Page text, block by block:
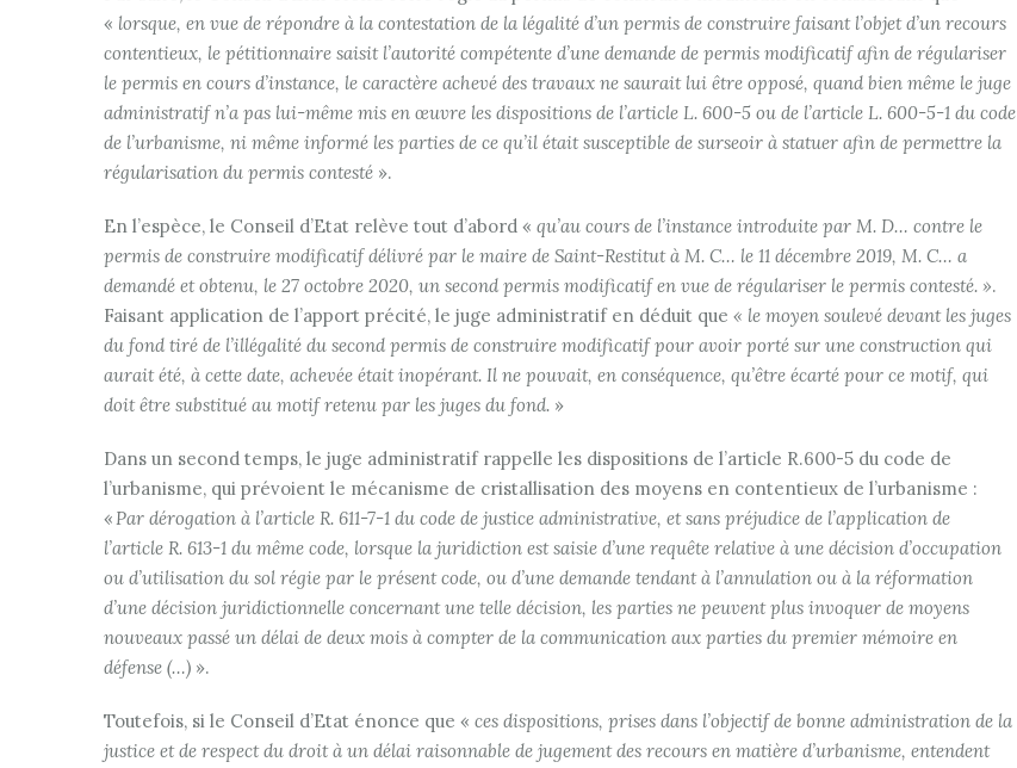
« lorsque, en vue de répondre à la contestation de la légalité d’un permis de construire faisant l’objet d’un recours
contentieux, le pétitionnaire saisit l’autorité compétente d’une demande de permis modificatif afin de régulariser
le permis en cours d’instance, le caractère achevé des travaux ne saurait lui être opposé, quand bien même le juge
administratif n’a pas lui-même mis en œuvre les dispositions de l’article L. 600-5 ou de l’article L. 600-5-1 du code
de l’urbanisme, ni même informé les parties de ce qu’il était susceptible de surseoir à statuer afin de permettre la
régularisation du permis contesté ».
En l’espèce, le Conseil d’Etat relève tout d’abord « qu’au cours de l’instance introduite par M. D… contre le
permis de construire modificatif délivré par le maire de Saint-Restitut à M. C… le 11 décembre 2019, M. C… a
demandé et obtenu, le 27 octobre 2020, un second permis modificatif en vue de régulariser le permis contesté. ».
Faisant application de l’apport précité, le juge administratif en déduit que « le moyen soulevé devant les juges
du fond tiré de l’illégalité du second permis de construire modificatif pour avoir porté sur une construction qui
aurait été, à cette date, achevée était inopérant. Il ne pouvait, en conséquence, qu’être écarté pour ce motif, qui
doit être substitué au motif retenu par les juges du fond. »
Dans un second temps, le juge administratif rappelle les dispositions de l’article R.600-5 du code de
l’urbanisme, qui prévoient le mécanisme de cristallisation des moyens en contentieux de l’urbanisme :
«Par dérogation à l’article R. 611-7-1 du code de justice administrative, et sans préjudice de l’application de
l’article R. 613-1 du même code, lorsque la juridiction est saisie d’une requête relative à une décision d’occupation
ou d’utilisation du sol régie par le présent code, ou d’une demande tendant à l’annulation ou à la réformation
d’une décision juridictionnelle concernant une telle décision, les parties ne peuvent plus invoquer de moyens
nouveaux passé un délai de deux mois à compter de la communication aux parties du premier mémoire en
défense (…) ».
Toutefois, si le Conseil d’Etat énonce que « ces dispositions, prises dans l’objectif de bonne administration de la
justice et de respect du droit à un délai raisonnable de jugement des recours en matière d’urbanisme, entendent